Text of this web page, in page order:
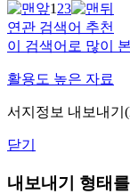
123
연관 검색어 추천
이 검색어로 많이
활용도 높은 자료
서지정보 내보내기
닫기
내보내기 형태